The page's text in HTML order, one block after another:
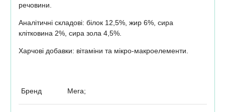
речовини.
Аналітичні складові: білок 12,5%, жир 6%, сира
клітковина 2%, сира зола 4,5%.
Харчові добавки: вітаміни та мікро-макроелементи.
Бренд Mera;